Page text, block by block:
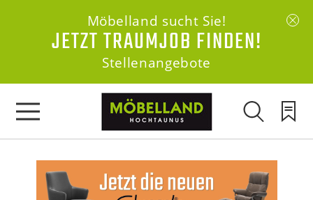
Möbelland sucht Sie!
JETZT TRAUMJOB FINDEN!
Stellenangebote